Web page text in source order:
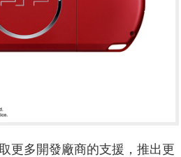
更多開發廠商的支援，推出更